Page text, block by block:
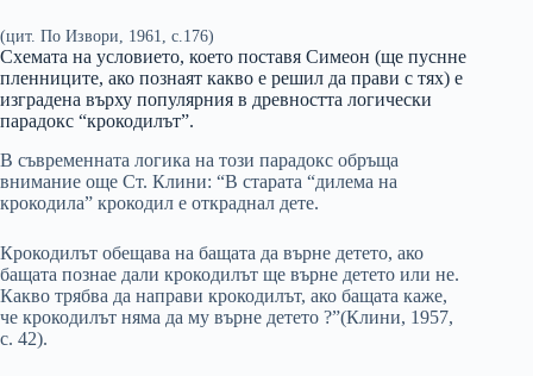
(цит. По Извори, 1961, с.176)
Схемата на условието, което поставя Симеон (ще пуснне
пленниците, ако познаят какво е решил да прави с тях) е
изградена върху популярния в древността логически
парадокс “крокодилът”.
В съвременната логика на този парадокс обръща
внимание още Ст. Клини: “В старата “дилема на
крокодила” крокодил е откраднал дете.
Крокодилът обещава на бащата да върне детето, ако
бащата познае дали крокодилът ще върне детето или не.
Какво трябва да направи крокодилът, ако бащата каже,
че крокодилът няма да му върне детето ?”(Клини, 1957,
с. 42).